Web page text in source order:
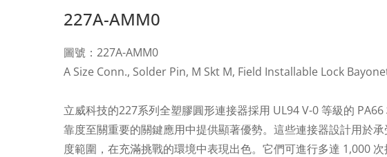
227A-AMM0
圖號：227A-AMM0
A Size Conn., Solder Pin, M Skt M, Field Installable Lock
立威科技的227系列全塑膠圓形連接器採用 UL94 V-0 等級的
靠度至關重要的關鍵應用中提供顯著優勢。這些連接器設計用於承
度範圍，在充滿挑戰的環境中表現出色。它們可進行多達 1,000 次